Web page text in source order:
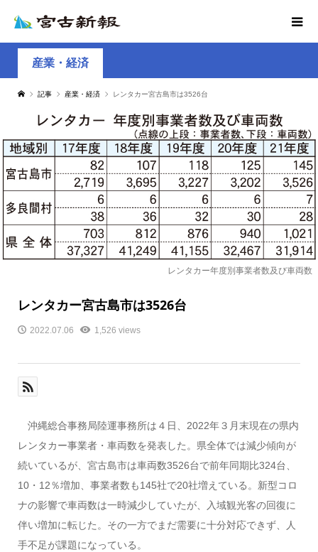
産業・経済
記事 産業・経済 レンタカー宮古島市は3526台
レンタカー年度別事業者数及び車両数
レンタカー宮古島市は3526台
2022.07.06 1,526 views
沖縄総合事務局陸運事務所は４日、2022年３月末現在の県内
レンタカー事業者・車両数を発表した。県全体では減少傾向が
続いているが、宮古島市は車両数3526台で前年同期比324台、
10・12％増加、事業者数も145社で20社増えている。新型コロ
ナの影響で車両数は一時減少していたが、入域観光客の回復に
伴い増加に転じた。その一方でまだ需要に十分対応できず、人
手不足が課題になっている。